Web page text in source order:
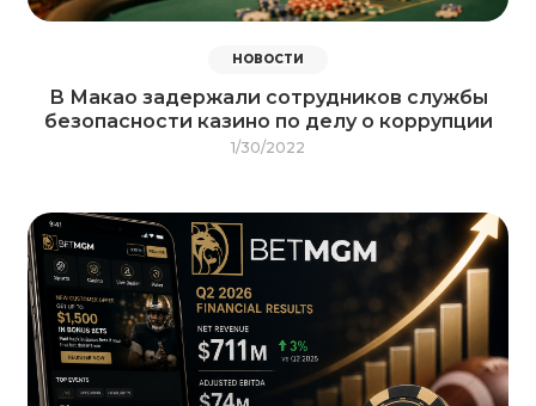
НОВОСТИ
В Макао задержали сотрудников службы
безопасности казино по делу о коррупции
1/30/2022